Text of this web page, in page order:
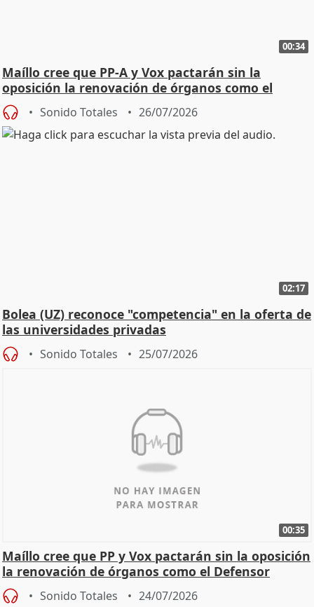
00:34
Maíllo cree que PP-A y Vox pactarán sin la
oposición la renovación de órganos como el
Defensor
Sonido Totales 26/07/2026
02:17
Bolea (UZ) reconoce "competencia" en la oferta de
las universidades privadas
Sonido Totales 25/07/2026
00:35
Maíllo cree que PP y Vox pactarán sin la oposición
la renovación de órganos como el Defensor
Sonido Totales 24/07/2026